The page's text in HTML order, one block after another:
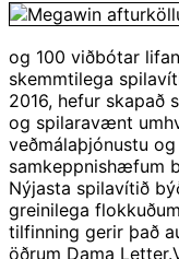
og 100 viðbótar
skemmtilega
2016, hefur skapað
og spilaravænt
veðmálaþjónustu
samkeppnishæfum
Nýjasta spilavítið
greinilega
tilfinning gerir það
öðrum Dama